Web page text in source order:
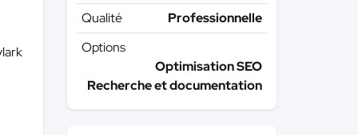
Qualité
Professionnelle
Options
Optimisation SEO
Recherche et documentation